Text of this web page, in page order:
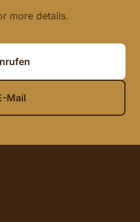
more details.
Mail